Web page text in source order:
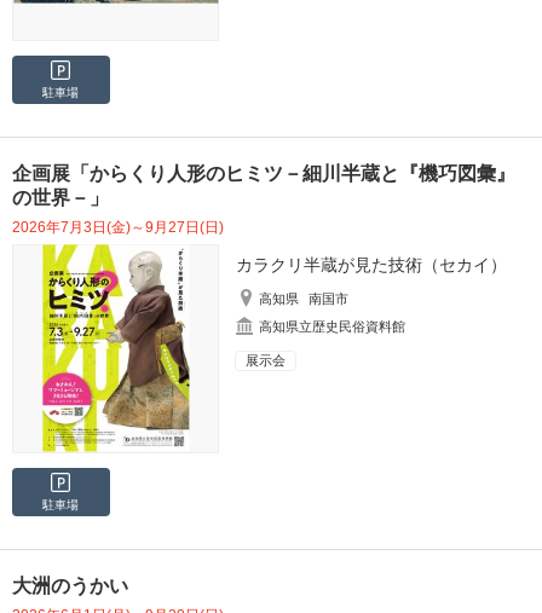
駐車場
企画展「からくり人形のヒミツ－細川半蔵と『機巧図彙』
の世界－」
2026年7月3日(金)～9月27日(日)
カラクリ半蔵が見た技術（セカイ）
高知県
南国市
高知県立歴史民俗資料館
展示会
駐車場
大洲のうかい